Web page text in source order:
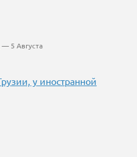
— 5 Августа
у иностранной